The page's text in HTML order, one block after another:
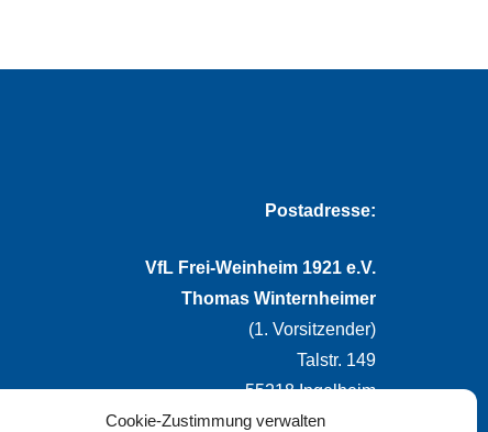
Cookie-Zustimmung verwalten
Postadresse:
VfL Frei-Weinheim 1921 e.V.
Thomas Winternheimer
(1. Vorsitzender)
Talstr. 149
55218 Ingelheim